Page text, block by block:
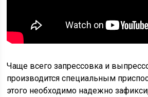
Чаще всего запрессовка и
производится специальным
этого необходимо надежно